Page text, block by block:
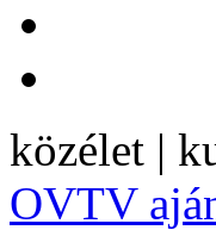
közélet |
OVTV